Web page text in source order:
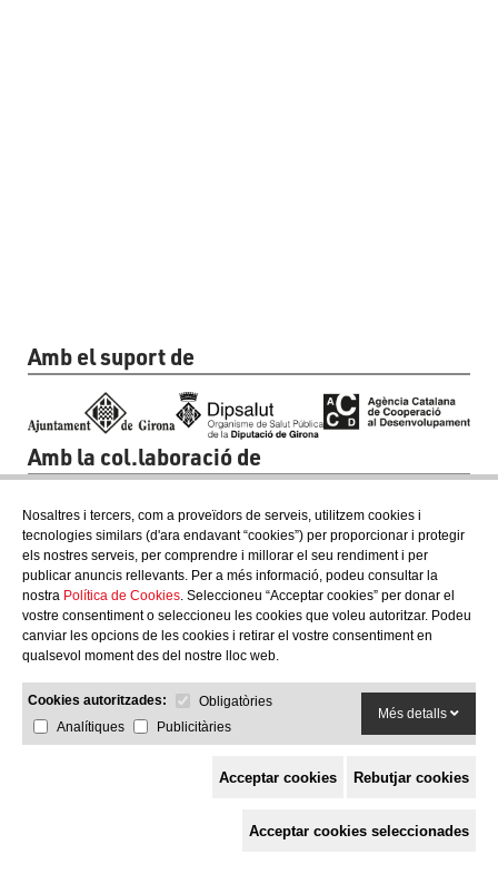
Nosaltres i tercers, com a proveïdors de serveis, utilitzem cookies i
tecnologies similars (d'ara endavant “cookies”) per proporcionar i protegir
els nostres serveis, per comprendre i millorar el seu rendiment i per
publicar anuncis rellevants. Per a més informació, podeu consultar la
nostra Política de Cookies. Seleccioneu “Acceptar cookies” per donar el
vostre consentiment o seleccioneu les cookies que voleu autoritzar. Podeu
canviar les opcions de les cookies i retirar el vostre consentiment en
qualsevol moment des del nostre lloc web.
Cookies autoritzades:
Obligatòries
Analítiques
Publicitàries
Més detalls
Acceptar cookies Rebutjar cookies
Acceptar cookies seleccionades
Amb el suport de
Amb la col.laboració de
c/ Mestre Francesc Civil,